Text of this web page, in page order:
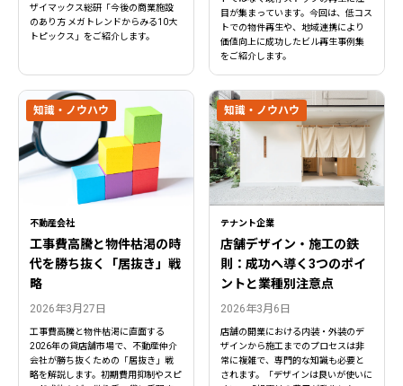
閉じる
閉じる
ザイマックス総研「今後の商業施設
のあり方 メガトレンドからみる10大
トピックス」をご紹介します。
目が集まっています。今回は、低コス
トでの物件再生や、地域連携により
価値向上に成功したビル再生事例集
をご紹介します。
不動産会社
工事費高騰と物件枯渇の時
代を勝ち抜く「居抜き」戦
略
2026年3月27日
工事費高騰と物件枯渇に直面する
2026年の貸店舗市場で、不動産仲介
会社が勝ち抜くための「居抜き」戦
略を解説します。初期費用抑制やスピ
知識・ノウハウ
テナント企業
店舗デザイン・施工の鉄
則：成功へ導く3つのポイ
ントと業種別注意点
2026年3月6日
店舗の開業における内装・外装のデ
ザインから施工までのプロセスは非
常に複雑で、専門的な知識も必要と
されます。「デザインは良いが使いに
知識・ノウハウ